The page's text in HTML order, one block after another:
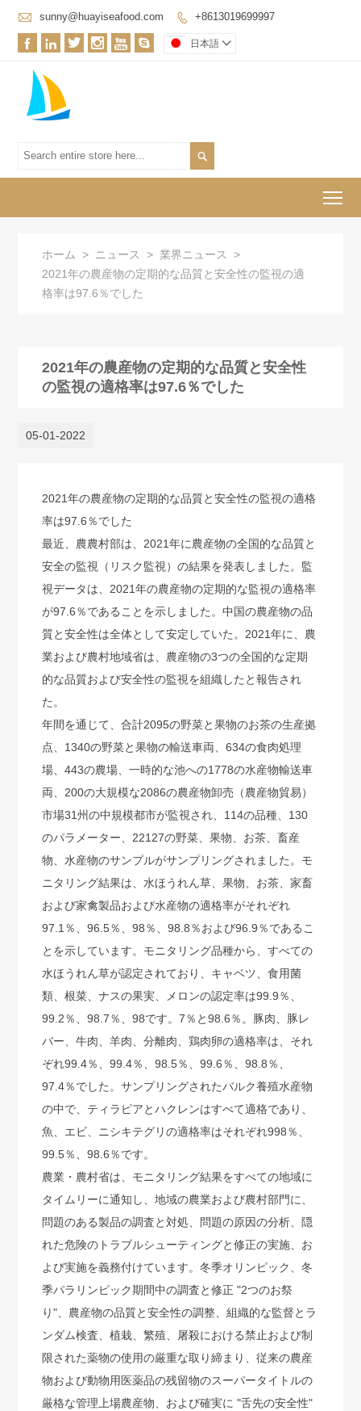
 sunny@huayiseafood.com  +8613019699997
      日本語 

ホーム > ニュース > 業界ニュース
>
2021年の農産物の定期的な品質と安全性の監視の適
格率は97.6％でした
2021年の農産物の定期的な品質と安全性
の監視の適格率は97.6％でした
05-01-2022
2021年の農産物の定期的な品質と安全性の監視の適格
率は97.6％でした
最近、農農村部は、2021年に農産物の全国的な品質と
安全の監視（リスク監視）の結果を発表しました。監
視データは、2021年の農産物の定期的な監視の適格率
が97.6％であることを示しました。中国の農産物の品
質と安全性は全体として安定していた。2021年に、農
業および農村地域省は、農産物の3つの全国的な定期
的な品質および安全性の監視を組織したと報告され
た。
年間を通じて、合計2095の野菜と果物のお茶の生産拠
点、1340の野菜と果物の輸送車両、634の食肉処理
場、443の農場、一時的な池への1778の水産物輸送車
両、200の大規模な2086の農産物卸売（農産物貿易）
市場31州の中規模都市が監視され、114の品種、130
のパラメーター、22127の野菜、果物、お茶、畜産
物、水産物のサンプルがサンプリングされました。モ
ニタリング結果は、水ほうれん草、果物、お茶、家畜
および家禽製品および水産物の適格率がそれぞれ
97.1％、96.5％、98％、98.8％および96.9％であるこ
とを示しています。モニタリング品種から、すべての
水ほうれん草が認定されており、キャベツ、食用菌
類、根菜、ナスの果実、メロンの認定率は99.9％、
99.2％、98.7％、98です。7％と98.6％。豚肉、豚レ
バー、牛肉、羊肉、分離肉、鶏肉卵の適格率は、それ
ぞれ99.4％、99.4％、98.5％、99.6％、98.8％、
97.4％でした。サンプリングされたバルク養殖水産物
の中で、ティラピアとハクレンはすべて適格であり、
魚、エビ、ニシキテグリの適格率はそれぞれ998％、
99.5％、98.6％です。
農業・農村省は、モニタリング結果をすべての地域に
タイムリーに通知し、地域の農業および農村部門に、
問題のある製品の調査と対処、問題の原因の分析、隠
れた危険のトラブルシューティングと修正の実施、お
よび実施を義務付けています。冬季オリンピック、冬
季パラリンピック期間中の調査と修正 "2つのお祭
り"、農産物の品質と安全性の調整、組織的な監督とラ
ンダム検査、植栽、繁殖、屠殺における禁止および制
限された薬物の使用の厳重な取り締まり、従来の農産
物および動物用医薬品の残留物のスーパータイトルの
厳格な管理上場農産物、および確実に "舌先の安全性"